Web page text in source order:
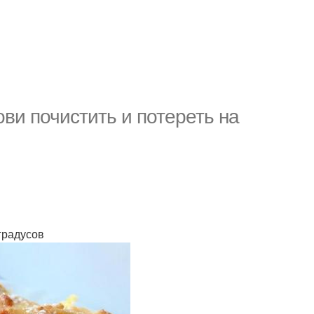
почистить и потереть на